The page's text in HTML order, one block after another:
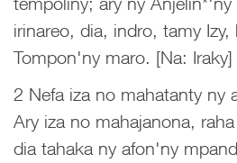
irinareo, dia, indro, tamy Izy,
Tompon'ny maro. [Na: Iraky]
2 Nefa iza no mahatanty ny
Ary iza no mahajanona,
dia tahaka ny afon'ny